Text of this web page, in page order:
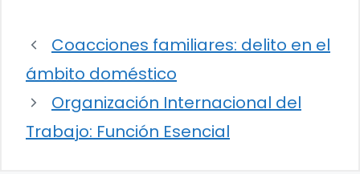
Coacciones familiares: delito en el
ámbito doméstico
Organización Internacional del
Trabajo: Función Esencial